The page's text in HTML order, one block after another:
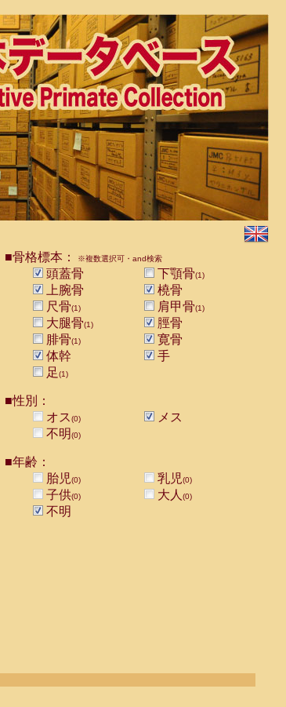
■骨格標本： ※複数選択可・and検索
頭蓋骨 下顎骨(1)
上腕骨
橈骨
尺骨(1) 肩甲骨(1)
大腿骨(1)
脛骨
腓骨(1)
寛骨
体幹
手
足(1)
■性別：
オス(0)
メス
不明(0)
■年齢：
胎児(0) 乳児(0)
子供(0) 大人 (0)
不明